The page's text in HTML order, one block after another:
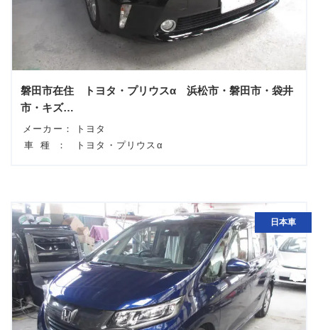
磐田市在住 トヨタ・プリウスα 浜松市・磐田市・袋井
市・キズ…
メーカー：
トヨタ
車種：
トヨタ・プリウスα
日本車